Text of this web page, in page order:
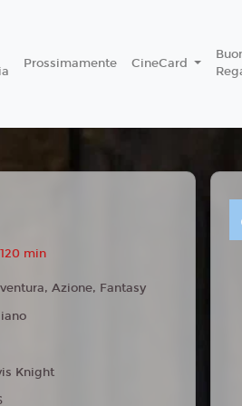
Prossimamente CineCard
min
Azione, Fantasy
Knight